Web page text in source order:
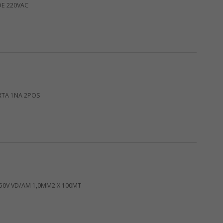
220VAC
1NA 2POS
VD/AM 1,0MM2 X 100MT